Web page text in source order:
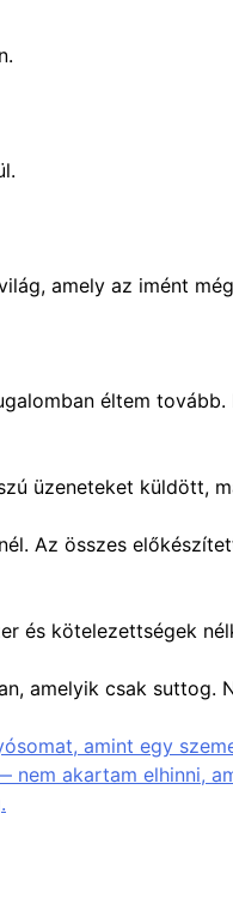
amely az imént
éltem
üzeneteket küldött,
Az összes
és kötelezettségek
amelyik csak
amint egy
nem akartam elhinni,